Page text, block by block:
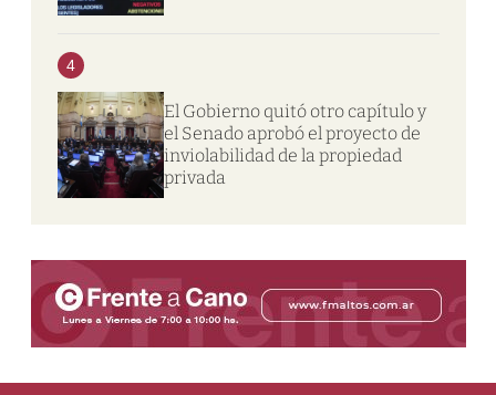
4
El Gobierno quitó otro capítulo y
el Senado aprobó el proyecto de
inviolabilidad de la propiedad
privada